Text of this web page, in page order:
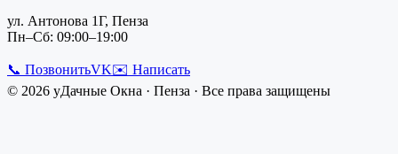
ул. Антонова 1Г, Пенза
Пн–Сб: 09:00–19:00
📞 ПозвонитьVK✉️ Написать
© 2026 уДачные Окна · Пенза · Все права защищены